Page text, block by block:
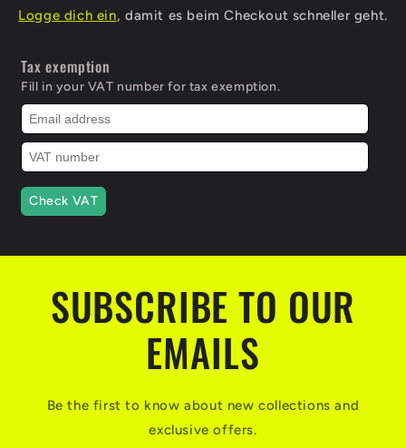
Logge dich ein, damit es beim Checkout schneller geht.
Tax exemption
Fill in your VAT number for tax exemption.
Check VAT
SUBSCRIBE TO OUR
EMAILS
Be the first to know about new collections and
exclusive offers.